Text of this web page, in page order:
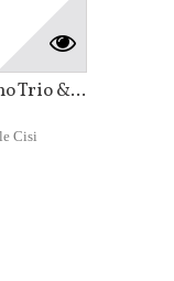
Trio &...
Cisi